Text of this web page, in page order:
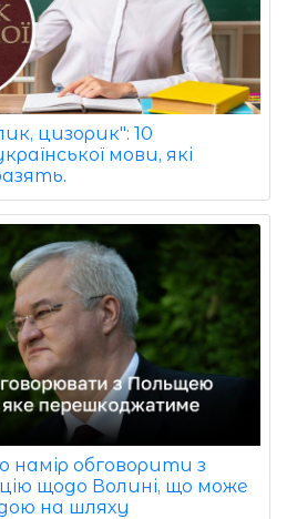
цизорик": 10
мови, які
намір обговорити з
щодо Волині, що може
на шляху